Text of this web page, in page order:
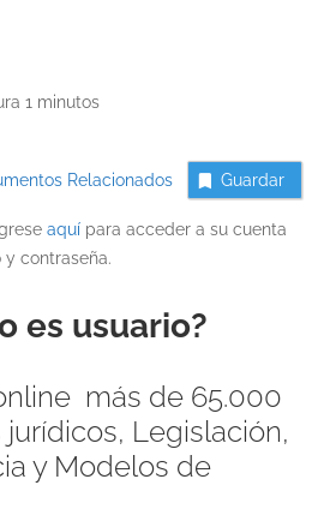
1 minutos
Relacionados Guardar
aquípara acceder a su cuenta
contraseña.
es usuario?
más de 65.000
Legislación,
y Modelos de